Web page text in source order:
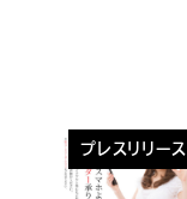
プレスリリース